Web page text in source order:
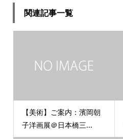
関連記事一覧
【美術】ご案内：濱岡朝
子洋画展＠日本橋三...